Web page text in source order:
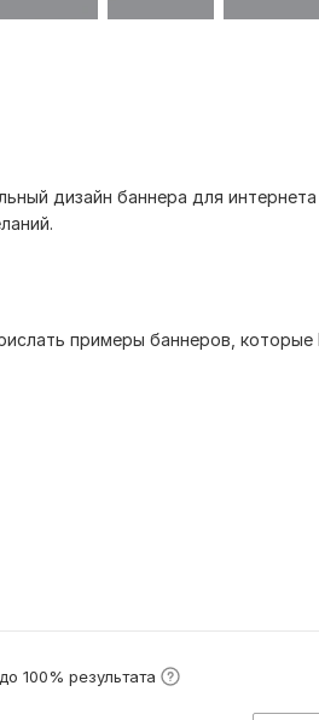
дизайн баннера для
примеры баннеров, которые
100% результата